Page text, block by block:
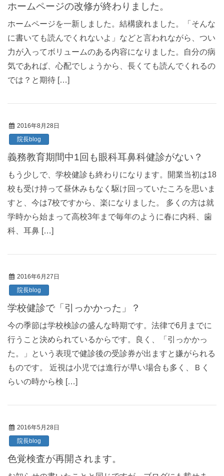
ホームページの改修が終わりました。
ホームページを一新しました。結構疲れました。「そんな
に書いても読んでくれないよ」などと言われながら、つい
力が入ってボリュームのある内容になりました。自分の病
気であれば、心配でしょうから、長くても読んでくれるの
では？と期待 […]
2016年8月28日
院長blog
義務教育期間中1回も眼科耳鼻科健診がない？
もう少しで、学校健診も終わりになります。開業当初は18
校も受け持って昼休みもなく駆け回っていたころを思いま
すと、今は7校ですから、楽になりました。 多くの方は就
学時から始まって高校3年まで毎年のように春に内科、歯
科、耳鼻 […]
2016年6月27日
院長blog
学校健診で「引っかかった」？
今の季節は学校検診の盛んな時期です。法律で6月までに
行うこと決められているからです。良く、「引っかかっ
た。」という表現で健診後の受診券が出ますと嫌がられる
ものです。 近視は小児では進行が早い場合も多く、Ｂく
らいの時から検 […]
2016年5月28日
院長blog
色覚検査が再開されます。